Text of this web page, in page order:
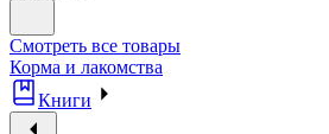
Смотреть все товары
Корма и лакомства
Книги